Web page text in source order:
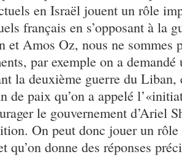
en Israël jouent un rôle
français en s’opposant à la
et Amos Oz, nous ne sommes
par exemple on a demandé
la deuxième guerre du Liban,
de paix qu’on a appelé
le gouvernement d’Ariel
On peut donc jouer un
qu’on donne des réponses